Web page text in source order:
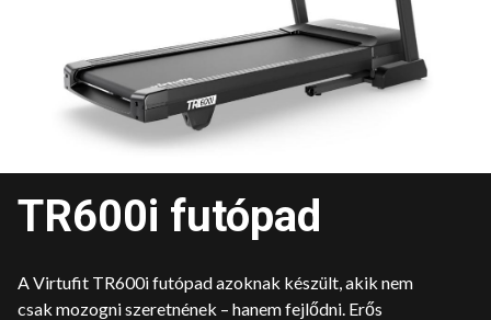
TR600i futópad
A Virtufit TR600i futópad azoknak készült, akik nem
csak mozogni szeretnének – hanem fejlődni. Erős